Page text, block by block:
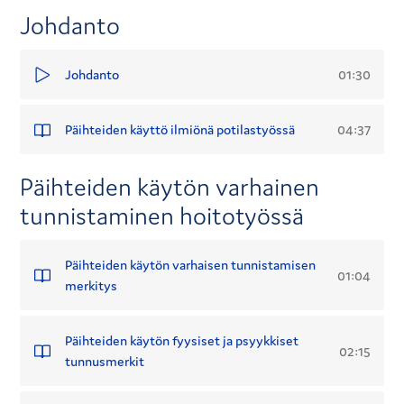
Johdanto
Johdanto 01:30
Päihteiden käyttö ilmiönä potilastyössä 04:37
Päihteiden käytön varhainen
tunnistaminen hoitotyössä
Päihteiden käytön varhaisen tunnistamisen
merkitys
01:04
Päihteiden käytön fyysiset ja psyykkiset
tunnusmerkit
02:15